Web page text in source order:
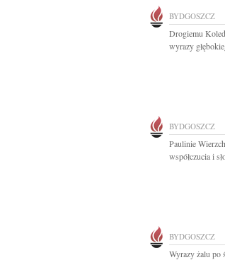
BYDGOSZCZ
Drogiemu
wyrazy
BYDGOSZCZ
Paulinie
współczucia i
BYDGOSZCZ
Wyrazy żalu po